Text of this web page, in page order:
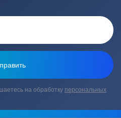
на обработку персональных